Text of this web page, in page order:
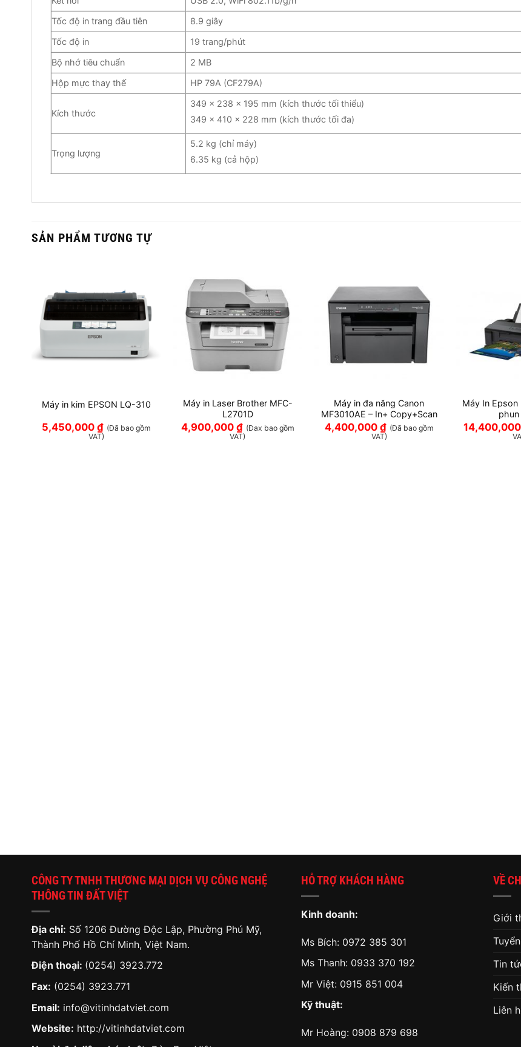
Tốc độ in trang đầu tiên
8.9 giây
Tốc độ in
19 trang/phút
Bộ nhớ tiêu chuẩn
2 MB
Hộp mực thay thế
HP 79A (CF279A)
Kích thước
349 x 238 x 195 mm (kích thước tối thiểu)
349 x 410 x 228 mm (kích thước tối đa)
Trọng lượng
5.2 kg (chỉ máy)
6.35 kg (cả hộp)
SẢN PHẨM TƯƠNG TỰ
Máy in kim EPSON LQ-310
5,450,000 ₫ (Đã bao gồm
VAT)
Máy in Laser Brother MFC-
L2701D
4,900,000 ₫ (Đax bao gồm
VAT)
Máy in đa năng Canon
MF3010AE – In+ Copy+Scan
4,400,000 ₫ (Đã bao gồm
VAT)
Máy In Epson
phun
CÔNG TY TNHH THƯƠNG MẠI DỊCH VỤ CÔNG NGHỆ
THÔNG TIN ĐẤT VIỆT
Địa chỉ: Số 1206 Đường Độc Lập, Phường Phú Mỹ,
Thành Phố Hồ Chí Minh, Việt Nam.
Điện thoại: (0254) 3923.772
Fax: (0254) 3923.771
Email: info@vitinhdatviet.com
Website: http://vitinhdatviet.com
HỖ TRỢ KHÁCH HÀNG
Kinh doanh:
Ms Bích: 0972 385 301
Ms Thanh: 0933 370 192
Mr Việt: 0915 851 004
Kỹ thuật:
Mr Hoàng: 0908 879 698
VỀ
Giới
Tin
Kiến
Liên